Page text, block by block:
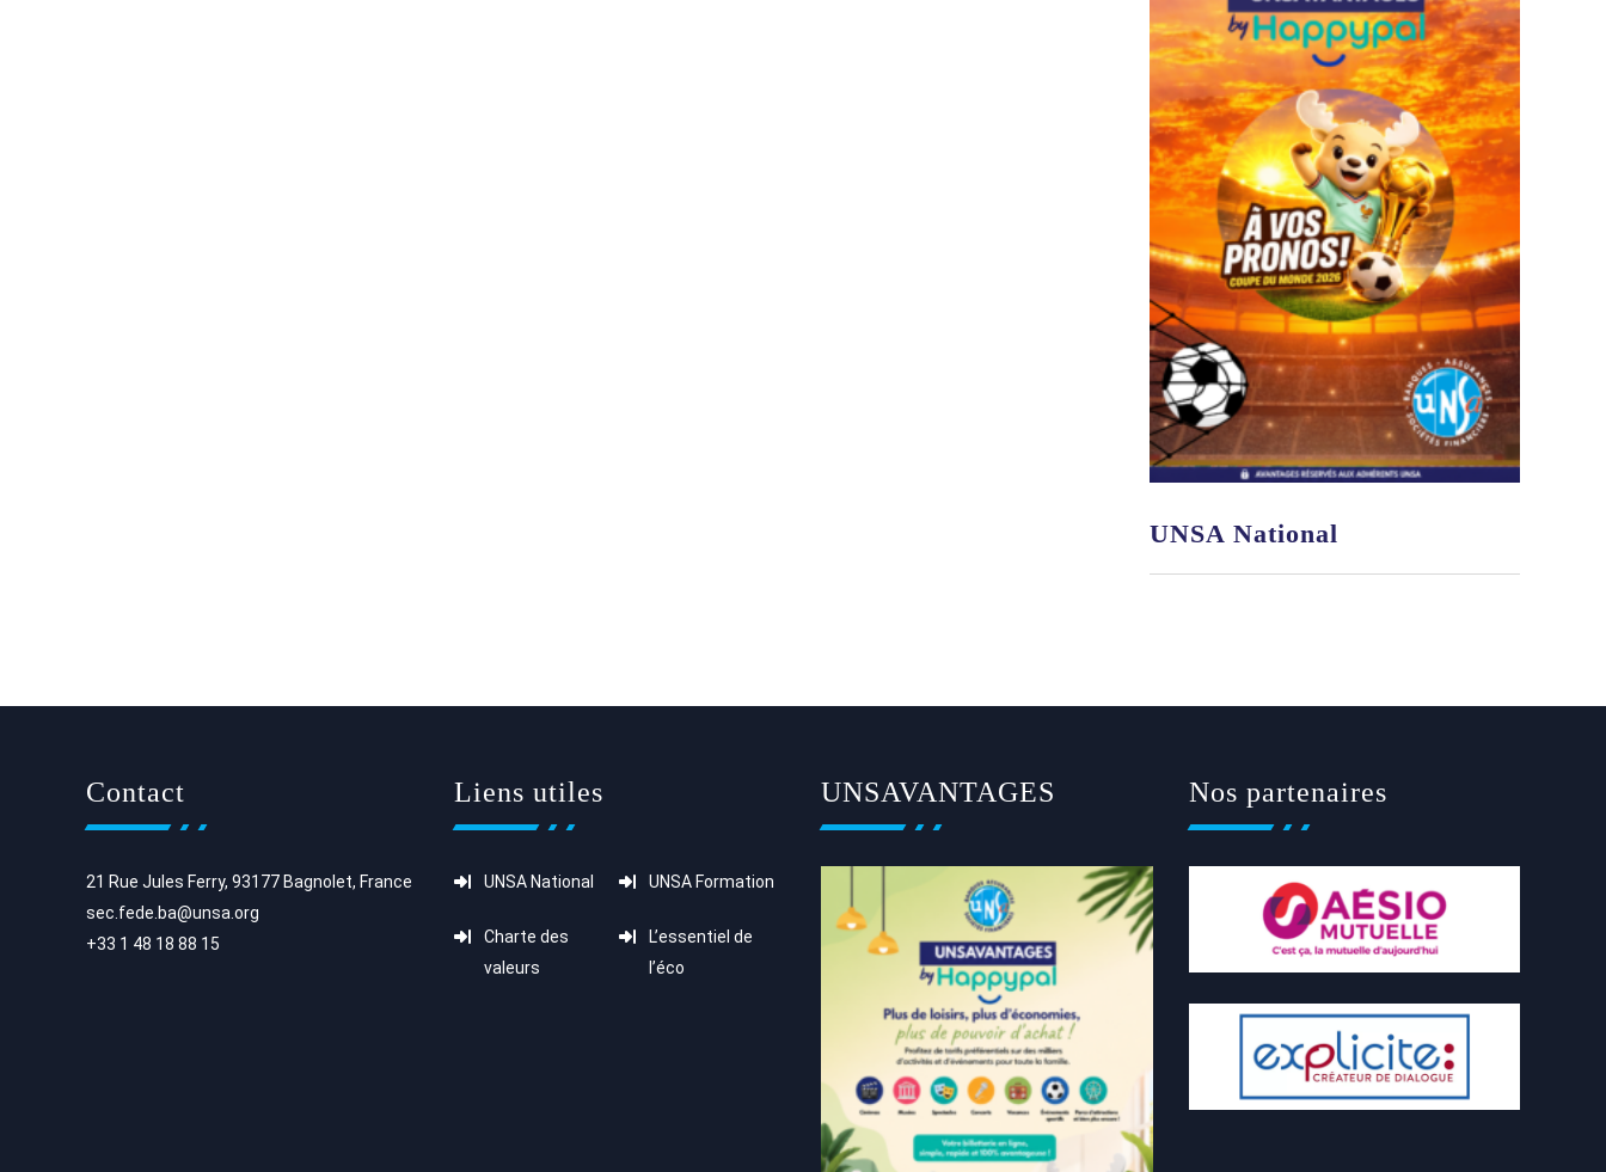
UNSA National
Contact
21 Rue Jules Ferry, 93177 Bagnolet, France
sec.fede.ba@unsa.org
+33 1 48 18 88 15
Liens utiles
UNSA National UNSA Formation
Charte des
valeurs
L’essentiel de
l’éco
UNSAVANTAGES Nos partenaires